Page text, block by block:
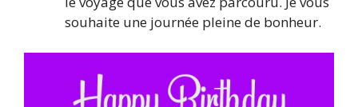
souhaite une journée pleine de bonheur.